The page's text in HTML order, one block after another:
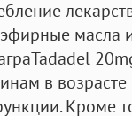
в
Кроме